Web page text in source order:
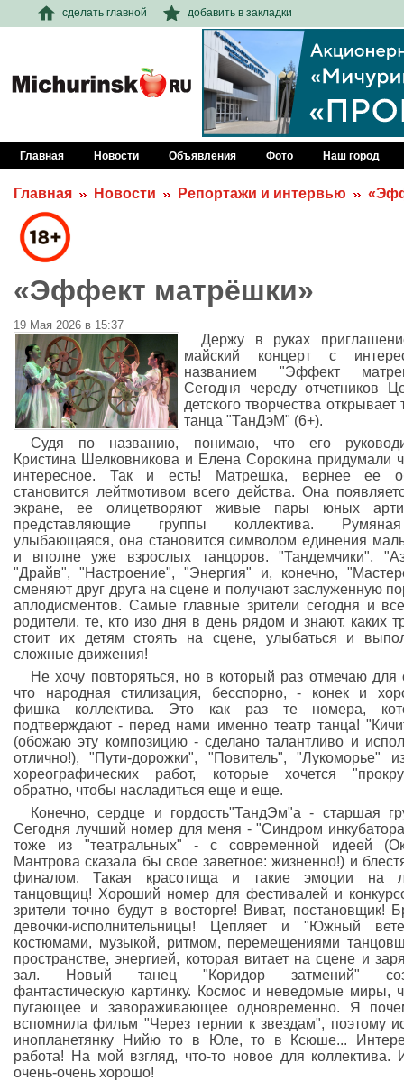
сделать главной добавить в закладки
Главная Новости Объявления Фото Наш город
Главная Новости Репортажи и интервью
«Эффект матрёшки»
19 Мая 2026 в 15:37
Держу в руках
майский концерт с
названием "Эффект
Сегодня череду отчетников
детского творчества открывает
танца "ТанДэМ" (6+).
Судя по названию, понимаю, что его
Кристина Шелковникова и Елена Сорокина придумали
интересное. Так и есть! Матрешка, вернее ее
становится лейтмотивом всего действа. Она
экране, ее олицетворяют живые пары юных
представляющие группы коллектива.
улыбающаяся, она становится символом единения
и вполне уже взрослых танцоров. "Тандемчики",
"Драйв", "Настроение", "Энергия" и, конечно,
сменяют друг друга на сцене и получают заслуженную
аплодисментов. Самые главные зрители сегодня и
родители, те, кто изо дня в день рядом и знают, каких
стоит их детям стоять на сцене, улыбаться и
сложные движения!
Не хочу повторяться, но в который раз отмечаю для
что народная стилизация, бесспорно, - конек и
фишка коллектива. Это как раз те номера,
подтверждают - перед нами именно театр танца!
(обожаю эту композицию - сделано талантливо и
отлично!), "Пути-дорожки", "Повитель", "Лукоморье"
хореографических работ, которые хочется
обратно, чтобы насладиться еще и еще.
Конечно, сердце и гордость"ТандЭм"а - старшая
Сегодня лучший номер для меня - "Синдром
тоже из "театральных" - с современной идеей
Мантрова сказала бы свое заветное: жизненно!) и
финалом. Такая красотища и такие эмоции на
танцовщиц! Хороший номер для фестивалей и
зрители точно будут в восторге! Виват, постановщик!
девочки-исполнительницы! Цепляет и "Южный
костюмами, музыкой, ритмом, перемещениями
пространстве, энергией, которая витает на сцене и
зал. Новый танец "Коридор затмений"
фантастическую картинку. Космос и неведомые миры,
пугающее и завораживающее одновременно. Я
вспомнила фильм "Через тернии к звездам", поэтому
инопланетянку Нийю то в Юле, то в Ксюше...
работа! На мой взгляд, что-то новое для коллектива.
очень-очень хорошо!